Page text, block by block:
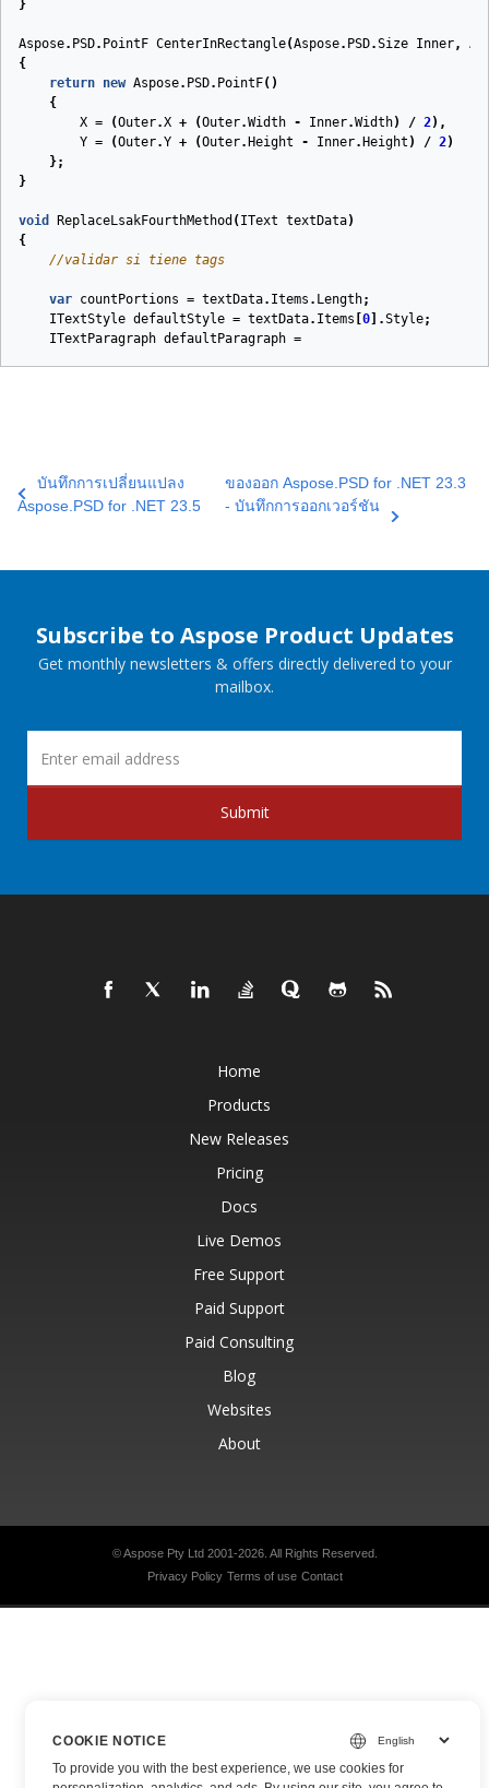
}
Aspose. PSD. PointF CenterInRectangle(Aspose. PSD.Size Inner,
{
return new Aspose. PSD. PointF()
{
X = (Outer.X + (Outer.Width - Inner.Width) / 2),
Y = (Outer.Y + (Outer. Height - Inner. Height ) / 2)
};
}
void ReplaceLsakFourthMethod ( IText textData)
{
//validar si tiene tags
var countPortions = textData. Items . Length;
ITextStyle defaultStyle = textData. Items 0 ].Style;
ITextParagraph defaultParagraph =
บันทึกการเปลี่ยนแปลง
Aspose.PSD for .NET 23.5
ของออก Aspose.PSD for .NET 23.3
- บันทึกการออกเวอร์ชัน
Subscribe to Aspose Product Updates
Get monthly newsletters & offers directly delivered to your
mailbox.
Submit
Home
Products
New Releases
Pricing
Docs
Live Demos
Free Support
Paid Support
Paid Consulting
Blog
Websites
About
© Aspose Pty Ltd 2001-2026. All Rights Reserved.
Privacy Policy Terms of use Contact
COOKIE NOTICE
To provide you with the best experience, we use cookies for